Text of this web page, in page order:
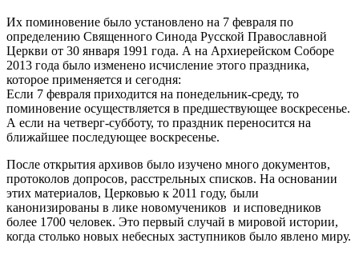
Их поминовение было установлено на 7 февраля по
определению Священного Синода Русской Православной
Церкви от 30 января 1991 года. А на Архиерейском Соборе
2013 года было изменено исчисление этого праздника,
которое применяется и сегодня:
Если 7 февраля приходится на понедельник-среду, то
поминовение осуществляется в предшествующее воскресенье.
А если на четверг-субботу, то праздник переносится на
ближайшее последующее воскресенье.
После открытия архивов было изучено много документов,
протоколов допросов, расстрельных списков. На основании
этих материалов, Церковью к 2011 году, были
канонизированы в лике новомучеников и исповедников
более 1700 человек. Это первый случай в мировой истории,
когда столько новых небесных заступников было явлено миру.